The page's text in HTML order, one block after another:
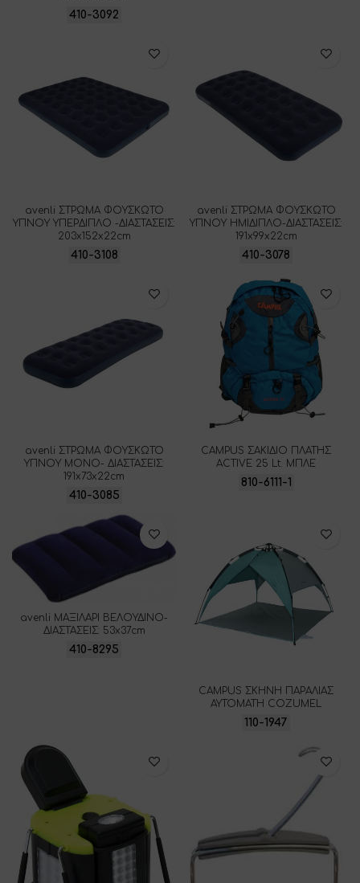
410-3092
avenli ΣΤΡΩΜΑ ΦΟΥΣΚΩΤΟ
ΥΠΝΟΥ ΥΠΕΡΔΙΠΛΟ -ΔΙΑΣΤΑΣΕΙΣ:
203x152x22cm
410-3108
avenli ΣΤΡΩΜΑ ΦΟΥΣΚΩΤΟ
ΥΠΝΟΥ ΗΜΙΔΙΠΛΟ-ΔΙΑΣΤΑΣΕΙΣ:
191x99x22cm
410-3078
avenli ΣΤΡΩΜΑ ΦΟΥΣΚΩΤΟ
ΥΠΝΟΥ ΜΟΝΟ- ΔΙΑΣΤΑΣΕΙΣ:
191x73x22cm
410-3085
CAMPUS ΣΑΚΙΔΙΟ ΠΛΑΤΗΣ
ACTIVE 25 Lt. ΜΠΛΕ
810-6111-1
avenli ΜΑΞΙΛΑΡΙ ΒΕΛΟΥΔΙΝΟ-
ΔΙΑΣΤΑΣΕΙΣ: 53x37cm
410-8295
CAMPUS ΣΚΗΝΗ ΠΑΡΑΛΙΑΣ
ΑΥΤΟΜΑΤΗ COZUMEL
110-1947